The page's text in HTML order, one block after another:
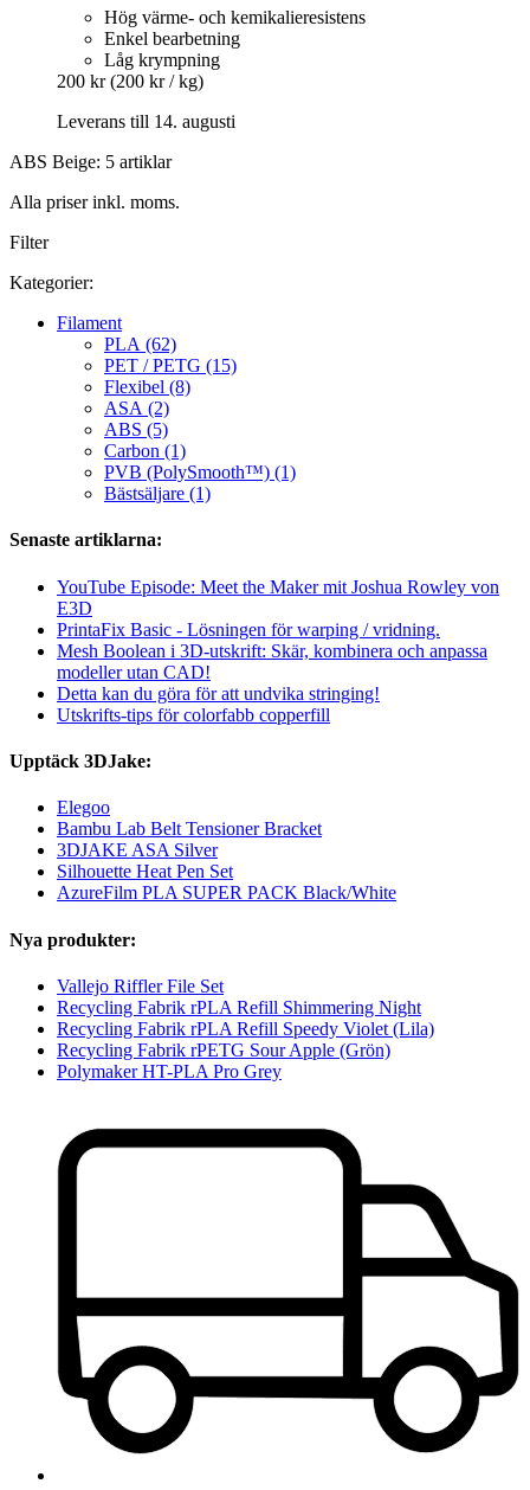
Hög värme- och kemikalieresistens
Enkel bearbetning
Låg krympning
200 kr (200 kr / kg)
Leverans till 14. augusti
ABS Beige: 5 artiklar
Alla priser inkl. moms.
Filter
Kategorier:
Filament
PLA (62)
PET / PETG (15)
Flexibel (8)
ASA (2)
ABS (5)
Carbon (1)
PVB (PolySmooth™) (1)
Bästsäljare (1)
Senaste artiklarna:
YouTube Episode: Meet the Maker mit Joshua Rowley von
E3D
PrintaFix Basic - Lösningen för warping / vridning.
Mesh Boolean i 3D-utskrift: Skär, kombinera och anpassa
modeller utan CAD!
Detta kan du göra för att undvika stringing!
Utskrifts-tips för colorfabb copperfill
Upptäck 3DJake:
Elegoo
Bambu Lab Belt Tensioner Bracket
3DJAKE ASA Silver
Silhouette Heat Pen Set
AzureFilm PLA SUPER PACK Black/White
Nya produkter:
Vallejo Riffler File Set
Recycling Fabrik rPLA Refill Shimmering Night
Recycling Fabrik rPLA Refill Speedy Violet (Lila)
Recycling Fabrik rPETG Sour Apple (Grön)
Polymaker HT-PLA Pro Grey